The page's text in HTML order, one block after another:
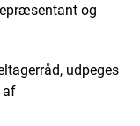
og
udpeges
af